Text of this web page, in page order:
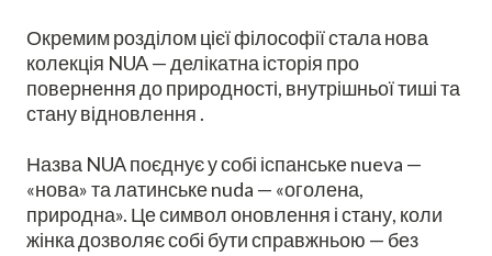
Окремим розділом цієї філософії стала нова
колекція NUA — делікатна історія про
повернення до природності, внутрішньої тиші та
стану відновлення .
Назва NUA поєднує у собі іспанське nueva —
«нова» та латинське nuda — «оголена,
природна». Це символ оновлення і стану, коли
жінка дозволяє собі бути справжньою — без